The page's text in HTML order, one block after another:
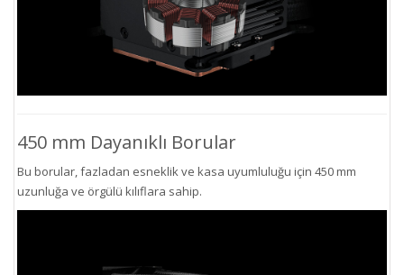
450 mm Dayanıklı Borular
Bu borular, fazladan esneklik ve kasa uyumluluğu için 450 mm
uzunluğa ve örgülü kılıflara sahip.